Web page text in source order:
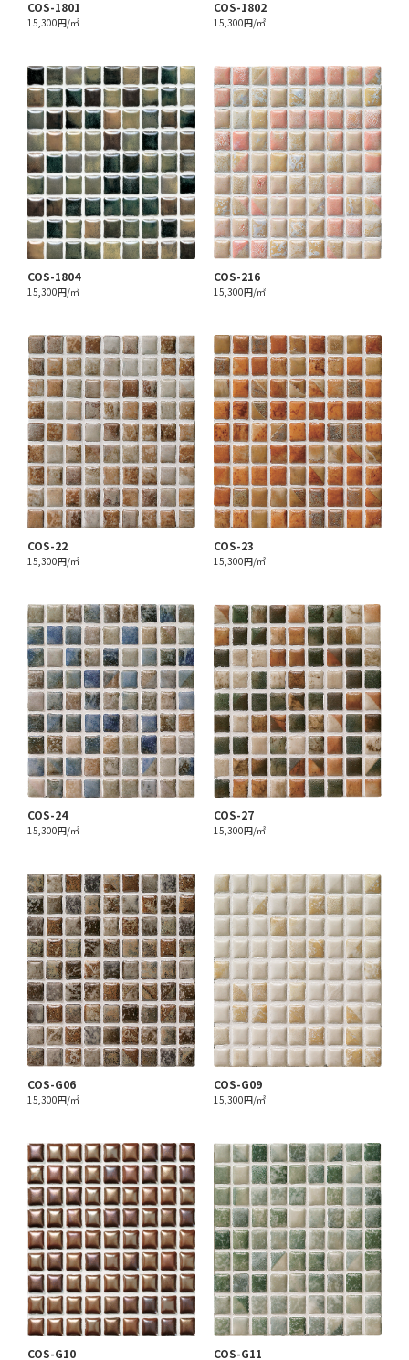
COS-1801
15,300円/㎡
COS-1802
15,300円/㎡
COS-1804
15,300円/㎡
COS-216
15,300円/㎡
COS-22
15,300円/㎡
COS-23
15,300円/㎡
COS-24
15,300円/㎡
COS-27
15,300円/㎡
COS-G06
15,300円/㎡
COS-G09
15,300円/㎡
COS-G10 COS-G11